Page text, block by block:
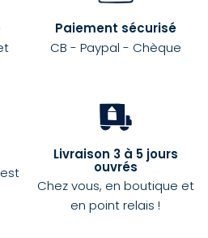
Paiement sécurisé
CB - Paypal - Chèque
Livraison 3 à 5 jours
ouvrés
Chez vous, en boutique et
en point relais !